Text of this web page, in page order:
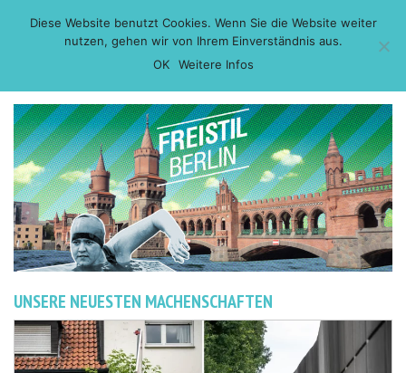
UNSERE NEUESTEN MACHENSCHAFTEN
Diese Website benutzt Cookies. Wenn Sie die Website weiter
nutzen, gehen wir von Ihrem Einverständnis aus.
OK
Weitere Infos